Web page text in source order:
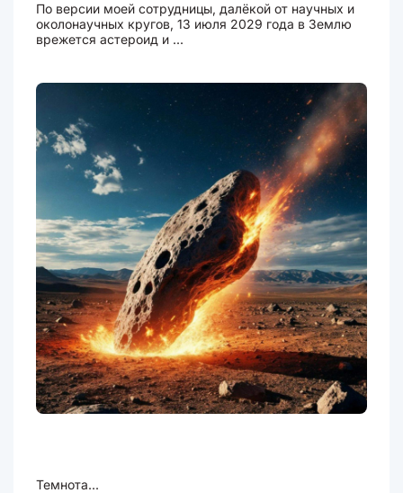
По версии моей сотрудницы, далёкой от научных и
околонаучных кругов, 13 июля 2029 года в Землю
врежется астероид и ...
Темнота...